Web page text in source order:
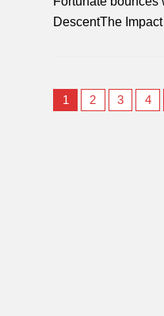
DescentThe
1 2 3 4